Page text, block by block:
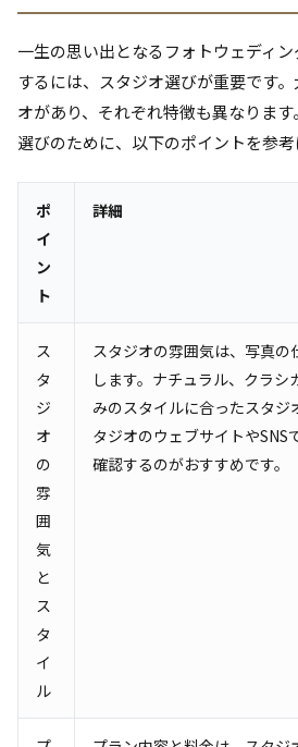
一生の思い出となるフォトウェディ
するには、スタジオ選びが重要です
オがあり、それぞれ特徴も異なりま
選びのために、以下のポイントを参考
ポ
イ
ン
ト
詳細
ス
タ
ジ
オ
の
雰
囲
気
と
ス
タ
イ
ル
スタジオの雰囲気は、写真の
します。ナチュラル、クラシ
みのスタイルに合ったスタジ
タジオのウェブサイトやSNS
確認するのがおすすめです。